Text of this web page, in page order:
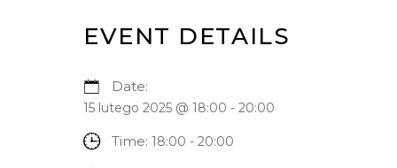
EVENT DETAILS
Date:
15 lutego 2025 @ 18:00 - 20:00
Time: 18:00 - 20:00